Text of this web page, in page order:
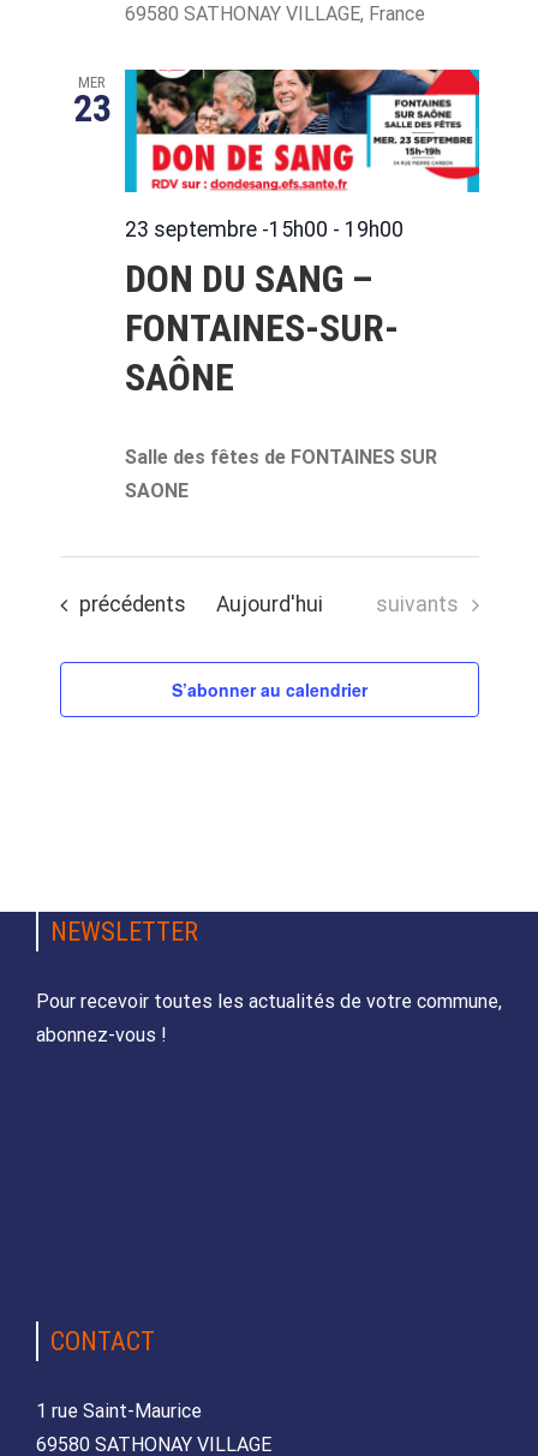
69580 SATHONAY VILLAGE, France
MER
23
23 septembre -15h00 - 19h00
DON DU SANG –
FONTAINES-SUR-
SAÔNE
Salle des fêtes de FONTAINES SUR
SAONE
Évènements
précédents Aujourd'hui Évènements
suivants
S’abonner au calendrier
NEWSLETTER
Pour recevoir toutes les actualités de votre commune,
abonnez-vous !
CONTACT
1 rue Saint-Maurice
69580 SATHONAY VILLAGE